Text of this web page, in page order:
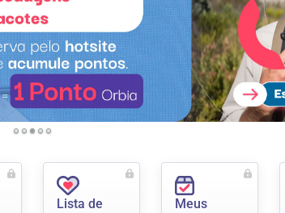
Lista de
Meus